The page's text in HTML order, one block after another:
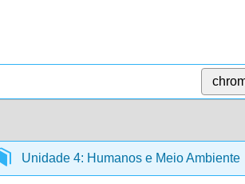
Unidade 4: Humanos e Meio Ambiente